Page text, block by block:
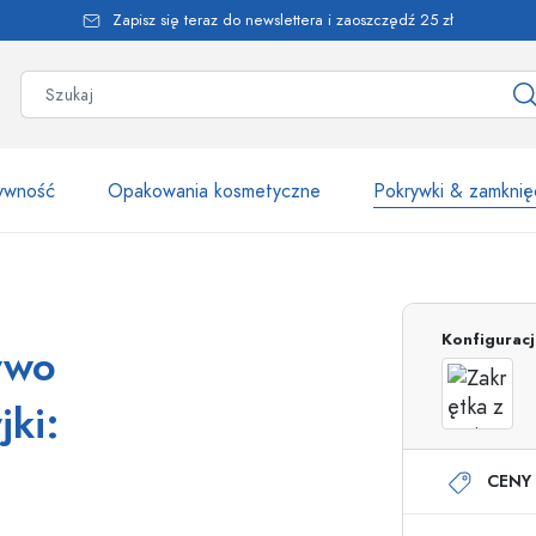
Zapisz się teraz do newslettera i zaoszczędź 25 zł
Opakowania kosmetyczne Pokrywki &
Dozowniki airless
Butelki roll-on